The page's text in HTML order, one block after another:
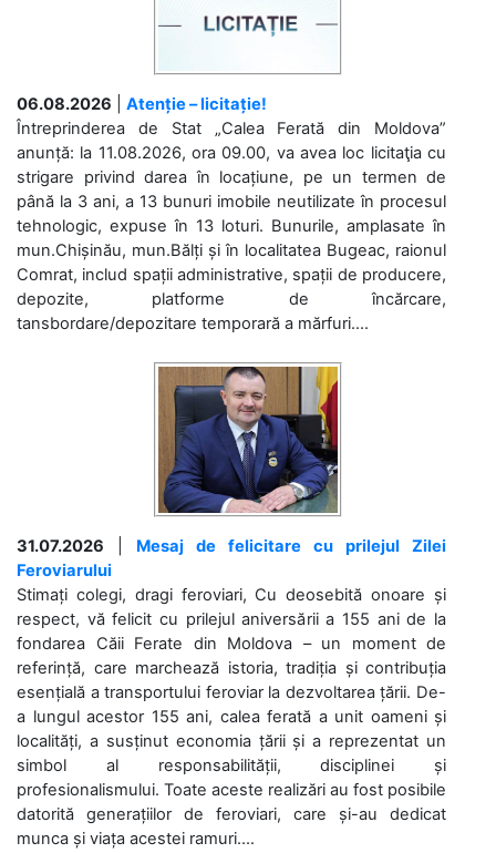
06.08.2026
Atenție – licitație!
Întreprinderea de Stat „Calea Ferată din Moldova”
anunță: la 11.08.2026, ora 09.00, va avea loc licitaţia cu
strigare privind darea în locațiune, pe un termen de
până la 3 ani, a 13 bunuri imobile neutilizate în procesul
tehnologic, expuse în 13 loturi. Bunurile, amplasate în
mun.Chișinău, mun.Bălți și în localitatea Bugeac, raionul
Comrat, includ spații administrative, spații de producere,
depozite, platforme de încărcare,
tansbordare/depozitare temporară a mărfuri....
31.07.2026
Mesaj de felicitare cu prilejul Zilei
Feroviarului
Stimați colegi, dragi feroviari, Cu deosebită onoare și
respect, vă felicit cu prilejul aniversării a 155 ani de la
fondarea Căii Ferate din Moldova – un moment de
referință, care marchează istoria, tradiția și contribuția
esențială a transportului feroviar la dezvoltarea țării. De-
a lungul acestor 155 ani, calea ferată a unit oameni și
localități, a susținut economia țării și a reprezentat un
simbol al responsabilității, disciplinei și
profesionalismului. Toate aceste realizări au fost posibile
datorită generațiilor de feroviari, care și-au dedicat
munca și viața acestei ramuri....